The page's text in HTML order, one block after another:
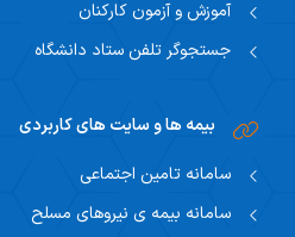
آموزش و آزمون کارکنان
جستجوگر تلفن ستاد دانشگاه
بیمه ها و سایت های کاربردی
سامانه تامین اجتماعی
سامانه بیمه ی نیروهای مسلح